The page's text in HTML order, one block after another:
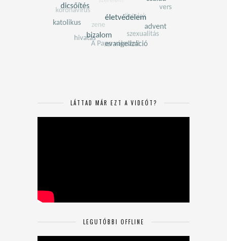
LÁTTAD MÁR EZT A VIDEÓT?
LEGUTÓBBI OFFLINE